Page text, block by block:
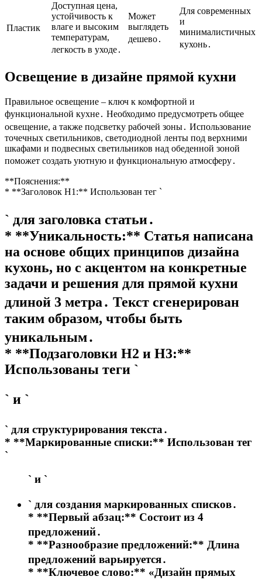
Пластик
Доступная цена,
устойчивость к
влаге и высоким
температурам,
легкость в уходе․
Может
выглядеть
дешево․
Для современных
и
минималистичных
кухонь․
Освещение в дизайне прямой кухни
Правильное освещение – ключ к комфортной и
функциональной кухне․ Необходимо предусмотреть общее
освещение, а также подсветку рабочей зоны․ Использование
точечных светильников, светодиодной ленты под верхними
шкафами и подвесных светильников над обеденной зоной
поможет создать уютную и функциональную атмосферу․
**Пояснения:**
* **Заголовок H1:** Использован тег `
` для заголовка статьи․
* **Уникальность:** Статья написана
на основе общих принципов дизайна
кухонь, но с акцентом на конкретные
задачи и решения для прямой кухни
длиной 3 метра․ Текст сгенерирован
таким образом, чтобы быть
уникальным․
* **Подзаголовки H2 и H3:**
Использованы теги `
` и `
` для структурирования текста․
* **Маркированные списки:** Использован тег
`
` и `
` для создания маркированных списков․
* **Первый абзац:** Состоит из 4
предложений․
* **Разнообразие предложений:** Длина
предложений варьируется․
* **Ключевое слово:** «Дизайн прямых